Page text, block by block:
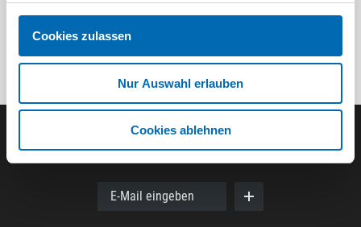
Cookies zulassen
Nur Auswahl erlauben
Cookies ablehnen
Der ODÖRFER Newsletter
E-Mail eingeben